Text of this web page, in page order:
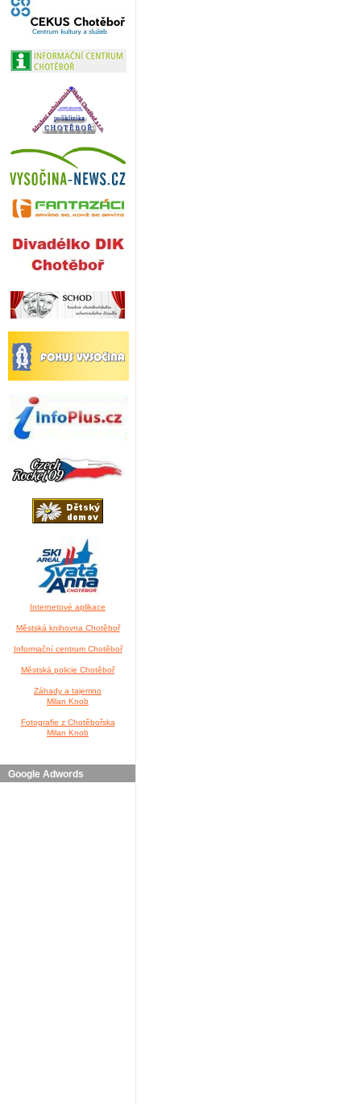
Internetové aplikace
Městská knihovna Chotěboř
Informační centrum Chotěboř
Městská policie Chotěboř
Záhady a tajemno
Milan Knob
Fotografie z Chotěbořska
Milan Knob
Google Adwords